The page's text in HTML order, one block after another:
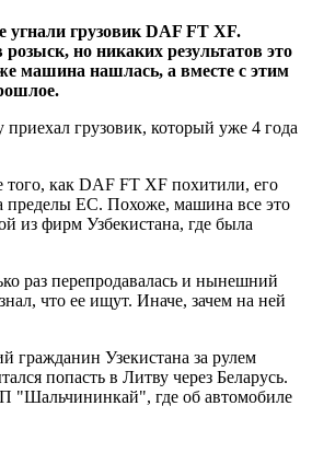
угнали грузовик DAF FT XF.
но никаких результатов это
машина нашлась, а вместе с этим
того, как DAF FT XF похитили, его
пределы ЕС. Похоже, машина все это
из фирм Узбекистана, где была
раз перепродавалась и нынешний
что ее ищут. Иначе, зачем на ней
гражданин Узекистана за рулем
попасть в Литву через Беларусь.
"Шальчининкай", где об автомобиле